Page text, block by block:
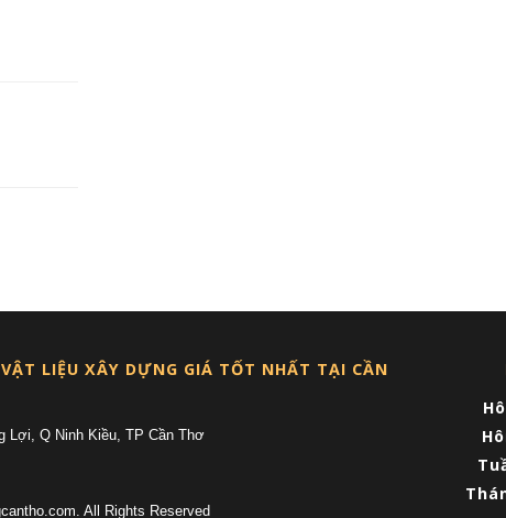
LIỆU XÂY DỰNG GIÁ TỐT NHẤT TẠI CẦN
Lợi, Q Ninh Kiều, TP Cần Thơ
All Rights Reserved